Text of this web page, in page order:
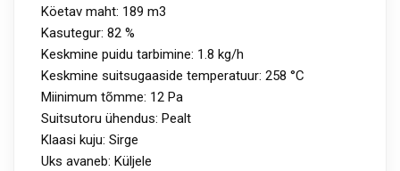
Köetav maht: 189 m3
Kasutegur: 82 %
Keskmine puidu tarbimine: 1.8 kg/h
Keskmine suitsugaaside temperatuur: 258 °C
Miinimum tõmme: 12 Pa
Suitsutoru ühendus: Pealt
Klaasi kuju: Sirge
Uks avaneb: Küljele